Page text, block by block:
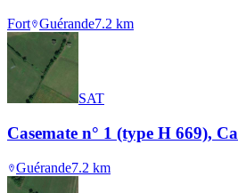
Fort Guérande7.2 km
SAT
Casemate n° 1 (type H 669),
Guérande7.2 km